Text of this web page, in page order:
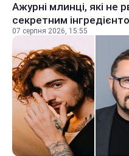
Ажурні млинці, які не
секретним
07 серпня 2026, 15:55